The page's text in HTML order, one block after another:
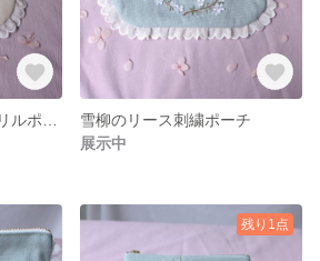
雪柳のリース刺繍ポーチ
展示中
残り1点